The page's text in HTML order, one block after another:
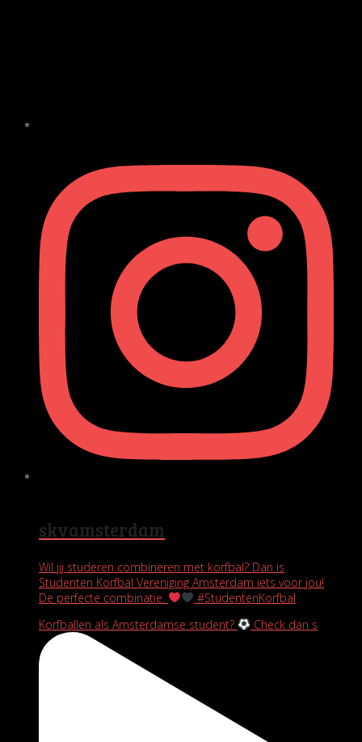
skvamsterdam
Wil jij studeren combineren met korfbal? Dan is
Studenten Korfbal Vereniging Amsterdam iets voor jou!
De perfecte combinatie.
#StudentenKorfbal
Korfballen als Amsterdamse student?
Check dan s